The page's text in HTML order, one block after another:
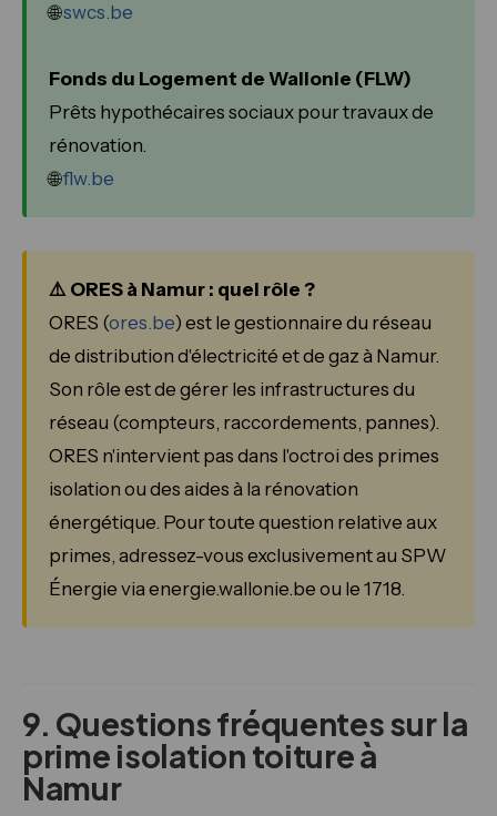
🌐swcs.be
Fonds du Logement de Wallonie (FLW)
Prêts hypothécaires sociaux pour travaux de
rénovation.
🌐flw.be
⚠️ ORES à Namur : quel rôle ?
ORES (ores.be) est le gestionnaire du réseau
de distribution d'électricité et de gaz à Namur.
Son rôle est de gérer les infrastructures du
réseau (compteurs, raccordements, pannes).
ORES n'intervient pas dans l'octroi des primes
isolation ou des aides à la rénovation
énergétique. Pour toute question relative aux
primes, adressez-vous exclusivement au SPW
Énergie via energie.wallonie.be ou le 1718.
9. Questions fréquentes sur la
prime isolation toiture à
Namur